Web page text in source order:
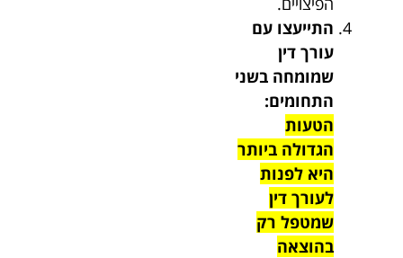
התייעצו עם
עורך דין
שמומחה בשני
התחומים:
הטעות
הגדולה ביותר
היא לפנות
לעורך דין
שמטפל רק
בהוצאה